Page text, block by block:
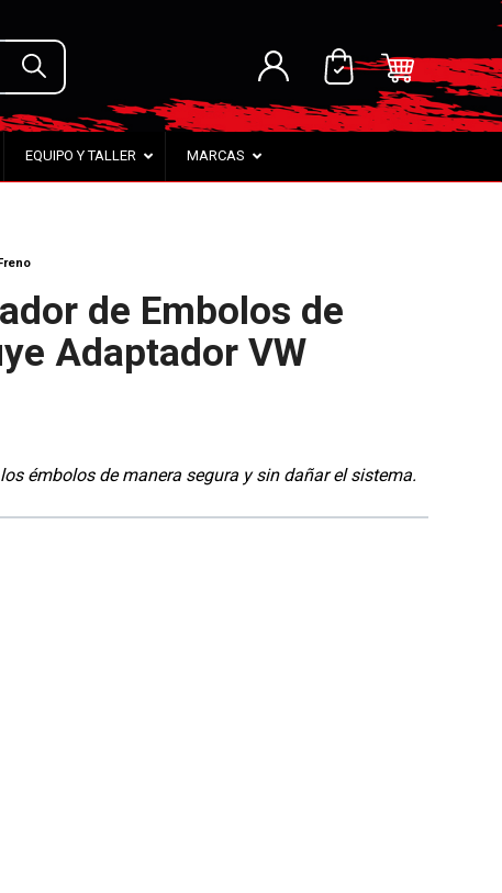
EQUIPO Y TALLER MARCAS
de Embolos de
Adaptador VW
émbolos de manera segura y sin dañar el sistema.